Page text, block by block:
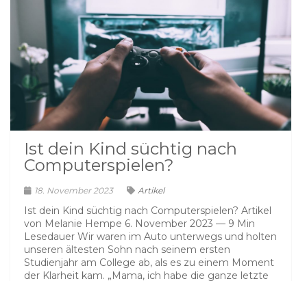
Ist dein Kind süchtig nach
Computerspielen?
18. November 2023 Artikel
Ist dein Kind süchtig nach Computerspielen? Artikel
von Melanie Hempe 6. November 2023 — 9 Min
Lesedauer Wir waren im Auto unterwegs und holten
unseren ältesten Sohn nach seinem ersten
Studienjahr am College ab, als es zu einem Moment
der Klarheit kam. „Mama, ich habe die ganze letzte